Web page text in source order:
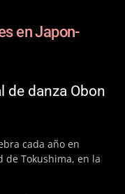
en Japon-
de danza Obon
cada año en
de Tokushima, en la